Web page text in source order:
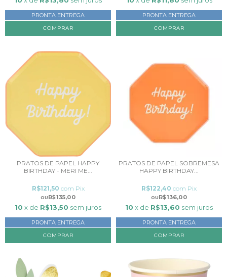
PRONTA ENTREGA PRONTA ENTREGA
PRATOS DE PAPEL HAPPY
BIRTHDAY - MERI ME...
R$135,00
R$121,50 com Pix
10 x de R$13,50 sem juros
PRONTA ENTREGA
PRATOS DE PAPEL SOBREMESA
HAPPY BIRTHDAY...
R$136,00
R$122,40 com Pix
10 x de R$13,60 sem juros
PRONTA ENTREGA